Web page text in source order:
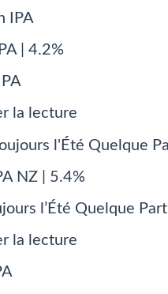
| 4.2%
la lecture
NZ | 5.4%
l’Été Quelque Part
la lecture